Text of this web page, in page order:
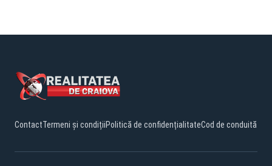
ContactTermeni și condițiiPolitică de confidențialitateCod de conduită